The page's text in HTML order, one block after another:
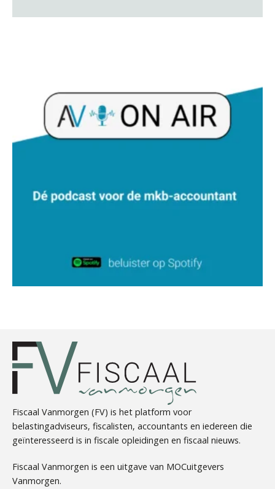
Willem Veldhuizen
Daan van Antwerpen
Bernard Schols
Olga Jansen
Fiscaal Vanmorgen (FV) is het platform voor
belastingadviseurs, fiscalisten, accountants en iedereen die
geïnteresseerd is in fiscale opleidingen en fiscaal nieuws.
Fiscaal Vanmorgen is een uitgave van MOCuitgevers
Vanmorgen.